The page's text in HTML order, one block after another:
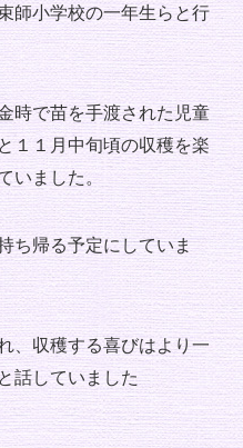
師小学校の一年生らと行
時で苗を手渡された児童
１１月中旬頃の収穫を楽
いました。
ち帰る予定にしていま
、収穫する喜びはより一
話していました